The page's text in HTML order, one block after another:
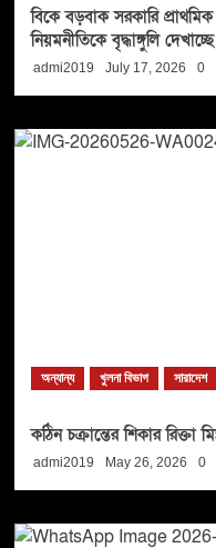
বিকে বড়বাক সরকারি প্রাথমিক
নিয়মনীতিকে বৃদ্ধাঙ্গুলি
admi2019 July 17, 2026 0
অন্যান্য খুলনা বিভাগ সারাদেশ
কঠিন চক্রান্তের শিকার রিক্তা
admi2019 May 26, 2026 0